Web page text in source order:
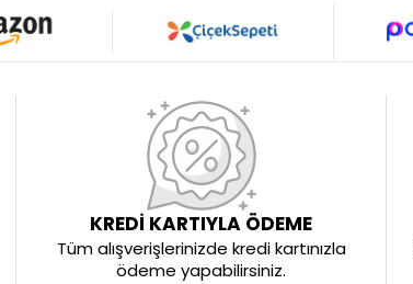
KREDİ KARTIYLA ÖDEME
Tüm alışverişlerinizde kredi kartınızla
ödeme yapabilirsiniz.